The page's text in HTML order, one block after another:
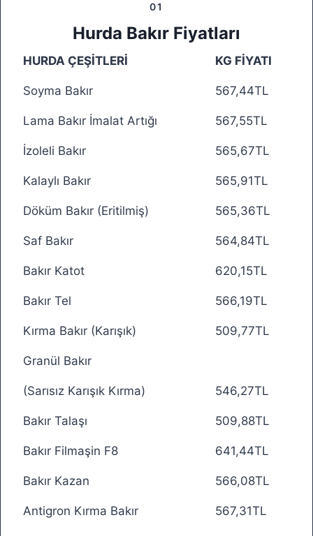
01
Hurda Bakır Fiyatları
HURDA ÇEŞİTLERİ KG FİYATI
Soyma Bakır 567,44TL
Lama Bakır İmalat Artığı 567,55TL
İzoleli Bakır 565,67TL
Kalaylı Bakır 565,91TL
Döküm Bakır (Eritilmiş) 565,36TL
Saf Bakır 564,84TL
Bakır Katot 620,15TL
Bakır Tel 566,19TL
Kırma Bakır (Karışık) 509,77TL
Granül Bakır
(Sarısız Karışık Kırma) 546,27TL
Bakır Talaşı 509,88TL
Bakır Filmaşin F8 641,44TL
Bakır Kazan 566,08TL
Antigron Kırma Bakır 567,31TL